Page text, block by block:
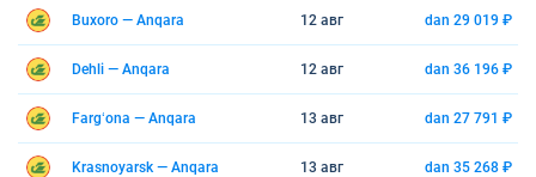
Buxoro — Anqara 12 авг dan 29 019 ₽
Dehli — Anqara 12 авг dan 36 196 ₽
Fargʻona — Anqara 13 авг dan 27 791 ₽
Krasnoyarsk — Anqara 13 авг dan 35 268 ₽